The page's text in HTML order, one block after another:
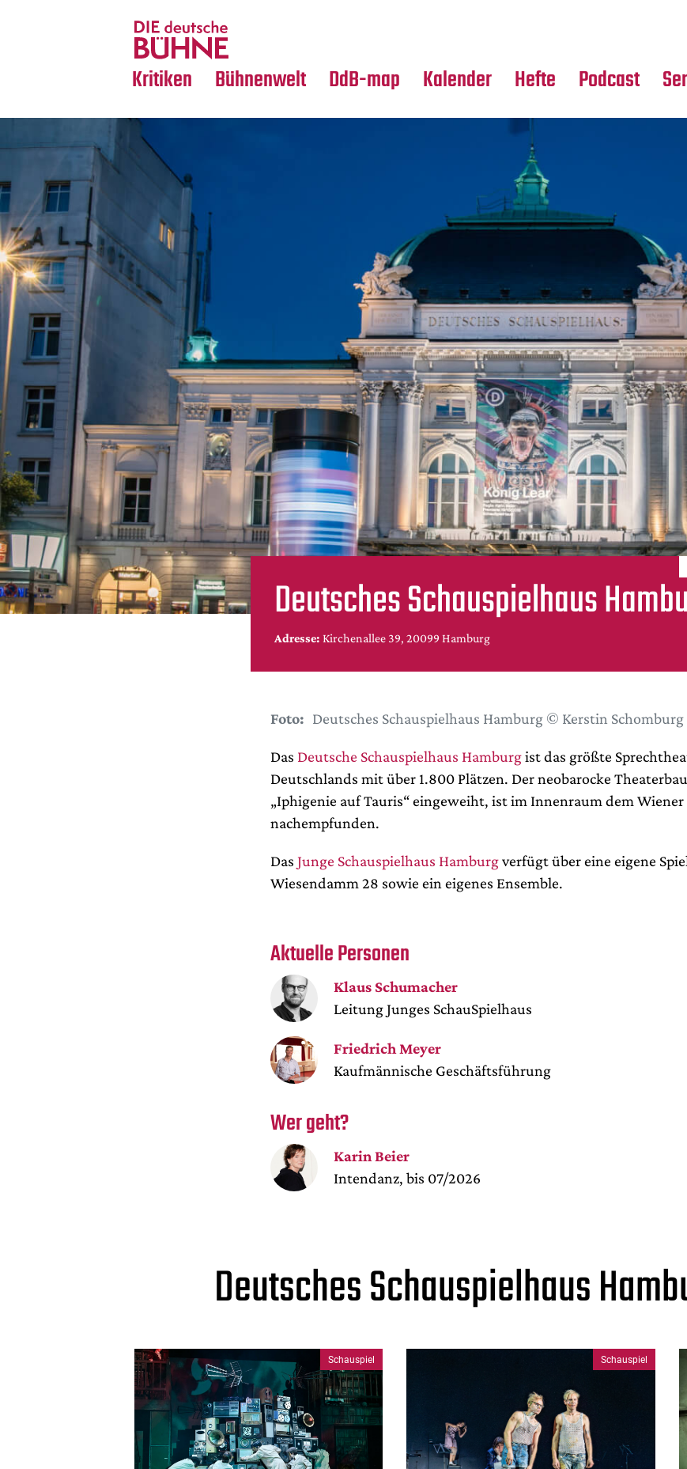
Kritiken
Crossover
Bühnenwelt
Medientipps
DdB-map Kalender Hefte Podcast
Deutsches Schauspielhaus
Adresse: Kirchenallee 39, 20099 Hamburg
Foto: Deutsches Schauspielhaus Hamburg © Kerstin Schomburg
Das Deutsche Schauspielhaus Hamburgist das größte
Deutschlands mit über 1.800 Plätzen. Der neobarocke
„Iphigenie auf Tauris“ eingeweiht, ist im Innenraum dem
nachempfunden.
Das Junge Schauspielhaus Hamburgverfügt über eine eigene
Wiesendamm 28 sowie ein eigenes Ensemble.
Aktuelle Personen
Klaus Schumacher
Leitung Junges SchauSpielhaus
Friedrich Meyer
Kaufmännische Geschäftsführung
Wer geht?
Karin Beier
Intendanz, bis 07/2026
Deutsches Schauspielhaus
Schauspiel Schauspiel